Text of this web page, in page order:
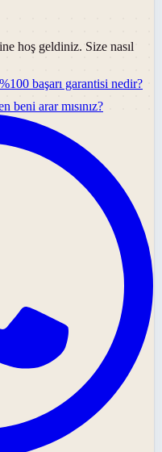
hoş geldiniz. Size nasıl
%100 başarı garantisi nedir?
beni arar mısınız?